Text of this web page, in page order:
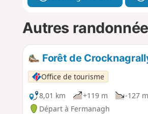
Autres
Forêt de
Office de tourisme
8,01 km
+119 m -127 m
Départ à Fermanagh